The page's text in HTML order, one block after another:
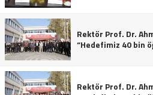
Rektör Prof. Dr.
“Hedefimiz 40 bin
Rektör Prof. Dr.